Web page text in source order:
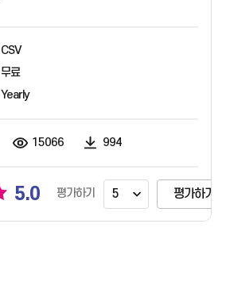
CSV
무료
Yearly
15066 994
5.0 평가하기 평가하기